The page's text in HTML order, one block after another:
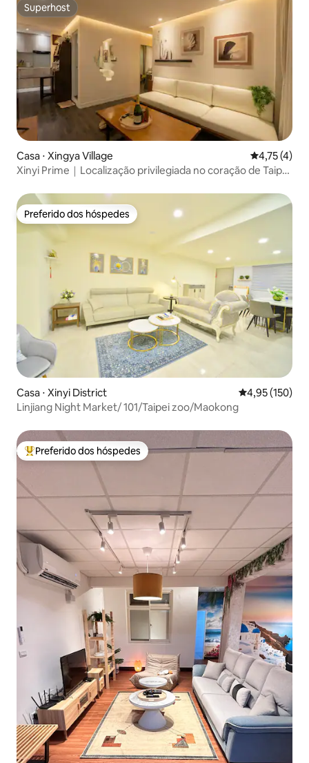
Superhost
Superhost
Casa ⋅ Xingya Village 4,75 de
4,75 (4)
Xinyi Prime｜Localização privilegiada no coração de Taipei
｜Área de convivência de Taipei 101｜Um oásis urbano
tranquilo e confortável
Preferido dos hóspedes
Preferido dos hóspedes
Casa ⋅ Xinyi District 4,95 de uma
4,95 (150)
Linjiang Night Market/ 101/Taipei zoo/Maokong
Entre os melhores preferidos dos hóspedes
Preferido dos hóspedes